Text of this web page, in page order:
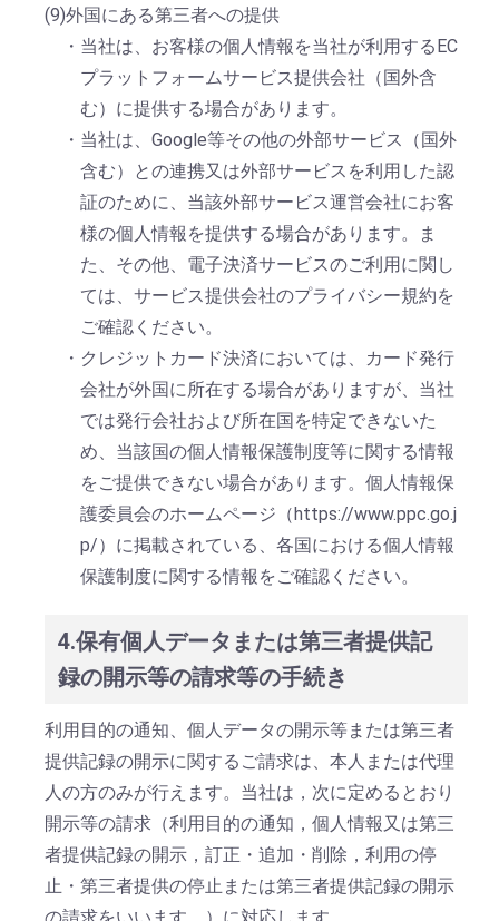
(9)外国にある第三者への提供
・当社は、お客様の個人情報を当社が利用するEC
プラットフォームサービス提供会社（国外含
む）に提供する場合があります。
・当社は、Google等その他の外部サービス（国外
含む）との連携又は外部サービスを利用した認
証のために、当該外部サービス運営会社にお客
様の個人情報を提供する場合があります。ま
た、その他、電子決済サービスのご利用に関し
ては、サービス提供会社のプライバシー規約を
ご確認ください。
・クレジットカード決済においては、カード発行
会社が外国に所在する場合がありますが、当社
では発行会社および所在国を特定できないた
め、当該国の個人情報保護制度等に関する情報
をご提供できない場合があります。個人情報保
護委員会のホームページ（https://www.ppc.go.j
p/）に掲載されている、各国における個人情報
保護制度に関する情報をご確認ください。
4.保有個人データまたは第三者提供記
録の開示等の請求等の手続き
利用目的の通知、個人データの開示等または第三者
提供記録の開示に関するご請求は、本人または代理
人の方のみが行えます。当社は，次に定めるとおり
開示等の請求（利用目的の通知，個人情報又は第三
者提供記録の開示，訂正・追加・削除，利用の停
止・第三者提供の停止または第三者提供記録の開示